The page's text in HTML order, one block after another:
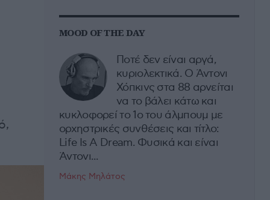
MOOD OF THE DAY
Ποτέ δεν είναι αργά,
κυριολεκτικά. Ο Άντονι
Χόπκινς στα 88 αρνείται
να το βάλει κάτω και
κυκλοφορεί το 1ο του άλμπουμ με
ορχηστρικές συνθέσεις και τίτλο:
Life Is A Dream. Φυσικά και είναι
Άντονι...
Μάκης Μηλάτος